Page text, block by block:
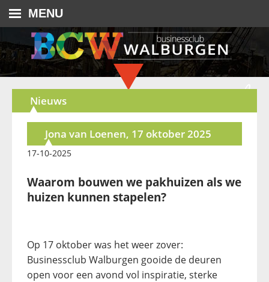
MENU
Nieuws
Jona van Loenen, 17 oktober 2025
17-10-2025
Waarom bouwen we pakhuizen als we
huizen kunnen stapelen?
Op 17 oktober was het weer zover:
Businessclub Walburgen gooide de deuren
open voor een avond vol inspiratie, sterke